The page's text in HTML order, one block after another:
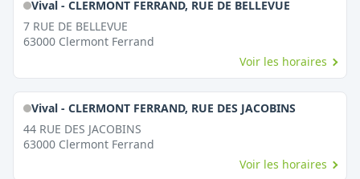
Vival - CLERMONT FERRAND, RUE DE BELLEVUE
7 RUE DE BELLEVUE
63000 Clermont Ferrand
Voir les horaires
Vival - CLERMONT FERRAND, RUE DES JACOBINS
44 RUE DES JACOBINS
63000 Clermont Ferrand
Voir les horaires